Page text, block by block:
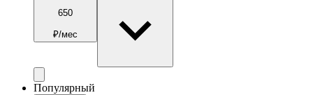
650
₽/мес
Популярный